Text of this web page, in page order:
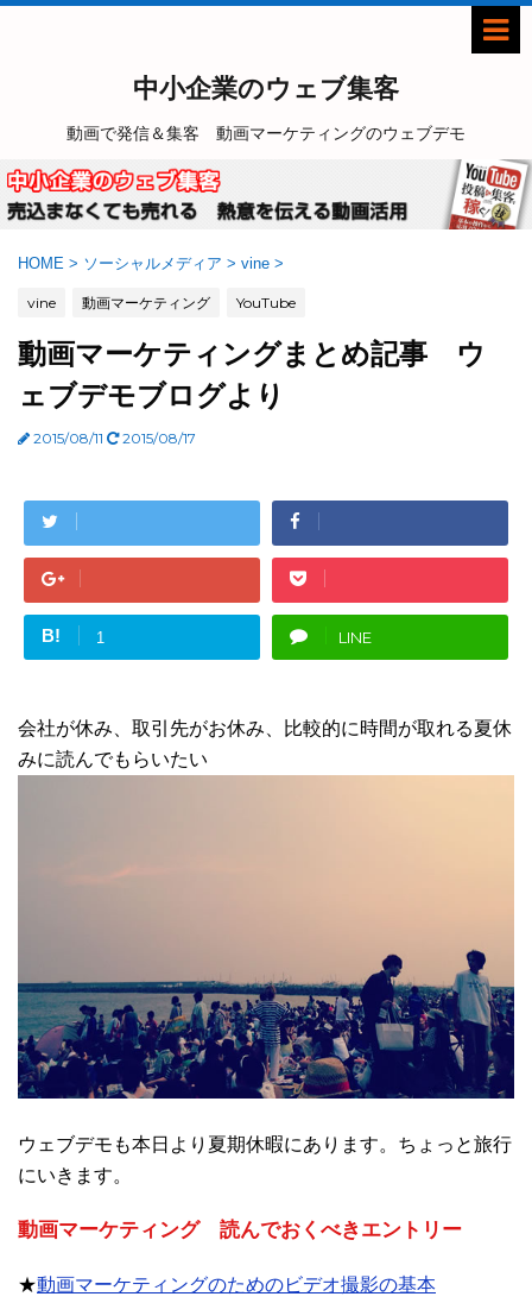
中小企業のウェブ集客
動画で発信＆集客 動画マーケティングのウェブデモ
HOME > ソーシャルメディア > vine >
vine 動画マーケティング YouTube
動画マーケティングまとめ記事 ウ
ェブデモブログより
2015/08/11 2015/08/17
B! 1 LINE
会社が休み、取引先がお休み、比較的に時間が取れる夏休
みに読んでもらいたい
ウェブデモも本日より夏期休暇にあります。ちょっと旅行
にいきます。
動画マーケティング 読んでおくべきエントリー
★動画マーケティングのためのビデオ撮影の基本